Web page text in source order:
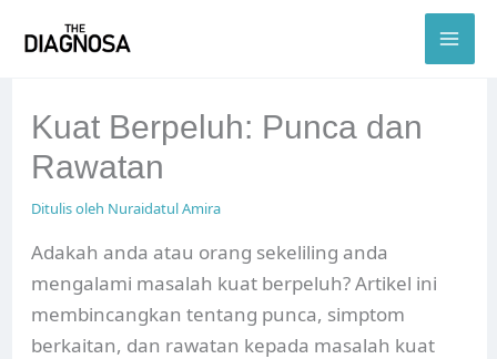
Kuat Berpeluh: Punca dan
Rawatan
Ditulis oleh Nuraidatul Amira
Adakah anda atau orang sekeliling anda
mengalami masalah kuat berpeluh? Artikel ini
membincangkan tentang punca, simptom
berkaitan, dan rawatan kepada masalah kuat